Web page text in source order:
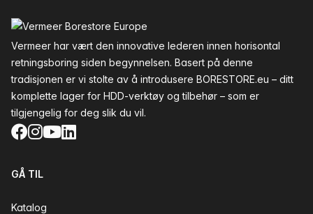
Vermeer har vært den innovative lederen innen horisontal
retningsboring siden begynnelsen. Basert på denne
tradisjonen er vi stolte av å introdusere BORESTORE.eu – ditt
komplette lager for HDD-verktøy og tilbehør – som er
tilgjengelig for deg slik du vil.
Facebook
Instagram
YouTube
LinkedIn
GÅ TIL
Katalog